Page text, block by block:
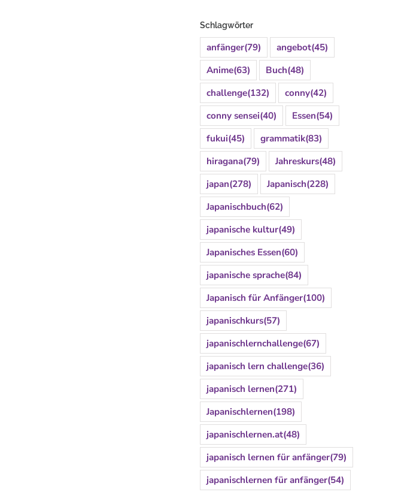
Schlagwörter
anfänger(79) angebot(45)
Anime(63) Buch(48)
challenge(132) conny(42)
conny sensei(40) Essen(54)
fukui(45) grammatik(83)
hiragana(79) Jahreskurs(48)
japan(278) Japanisch(228)
Japanischbuch(62)
japanische kultur(49)
Japanisches Essen(60)
japanische sprache(84)
Japanisch für Anfänger(100)
japanischkurs(57)
japanischlernchallenge(67)
japanisch lern challenge(36)
japanisch lernen(271)
Japanischlernen(198)
japanischlernen.at(48)
japanisch lernen für anfänger(79)
japanischlernen für anfänger(54)